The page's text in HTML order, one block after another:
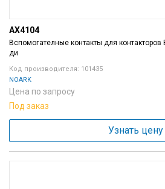
AX4104
Вспомогателные контакты для контакторов
ди
Код производителя: 101435
NOARK
Цена по запросу
Под заказ
Узнать цену